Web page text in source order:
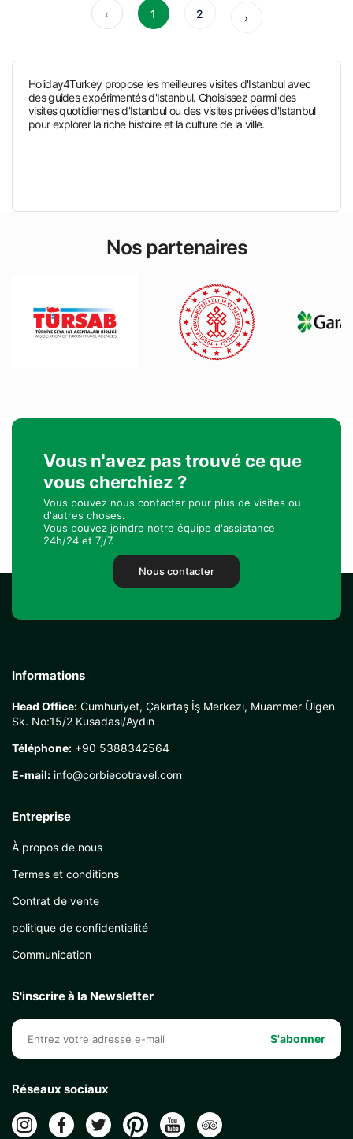
‹ 1 2 ›
Holiday4Turkey propose les meilleures visites d'Istanbul avec
des guides expérimentés d'Istanbul. Choisissez parmi des
visites quotidiennes d'Istanbul ou des visites privées d'Istanbul
pour explorer la riche histoire et la culture de la ville.
Nos partenaires
Vous n'avez pas trouvé ce que
vous cherchiez ?
Vous pouvez nous contacter pour plus de visites ou
d'autres choses.
Vous pouvez joindre notre équipe d'assistance
24h/24 et 7j/7.
Nous contacter
Informations
Head Office: Cumhuriyet, Çakırtaş İş Merkezi, Muammer Ülgen
Sk. No:15/2 Kusadasi/Aydın
Téléphone: +90 5388342564
E-mail: info@corbiecotravel.com
Entreprise
À propos de nous
Termes et conditions
Contrat de vente
politique de confidentialité
Communication
S'inscrire à la Newsletter
S'abonner
Réseaux sociaux